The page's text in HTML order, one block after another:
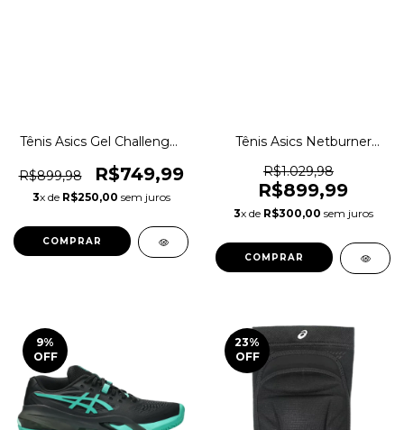
Tênis Asics Gel Challenger
1magnus
R$899,98 R$749,99
3x de R$250,00 sem juros
COMPRAR
Tênis Asics Netburner
Original 1magnus
R$1.029,98
R$899,99
3x de R$300,00 sem juros
COMPRAR
9%
OFF
23%
OFF